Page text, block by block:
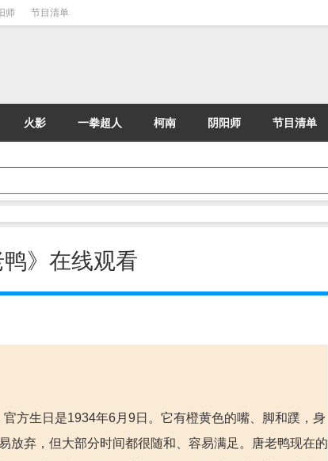
师 节目清单
火影 一拳超人 柯南 阴阳师 节目清单
》在线观看
方生日是1934年6月9日。它有橙黄色的嘴、脚和蹼，身
放弃，但大部分时间都很随和、容易满足。唐老鸭现在的